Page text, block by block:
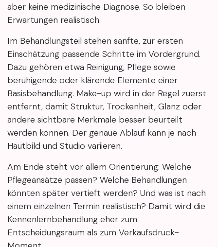
aber keine medizinische Diagnose. So bleiben
Erwartungen realistisch.
Im Behandlungsteil stehen sanfte, zur ersten
Einschätzung passende Schritte im Vordergrund.
Dazu gehören etwa Reinigung, Pflege sowie
beruhigende oder klärende Elemente einer
Basisbehandlung. Make-up wird in der Regel zuerst
entfernt, damit Struktur, Trockenheit, Glanz oder
andere sichtbare Merkmale besser beurteilt
werden können. Der genaue Ablauf kann je nach
Hautbild und Studio variieren.
Am Ende steht vor allem Orientierung: Welche
Pflegeansätze passen? Welche Behandlungen
könnten später vertieft werden? Und was ist nach
einem einzelnen Termin realistisch? Damit wird die
Kennenlernbehandlung eher zum
Entscheidungsraum als zum Verkaufsdruck-